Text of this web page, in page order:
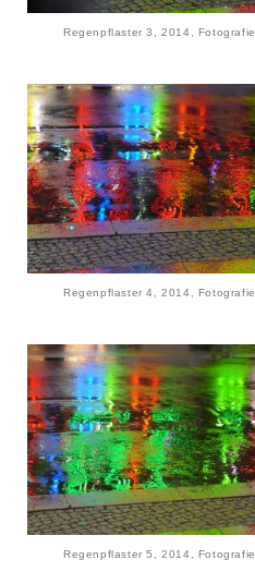
Regenpflaster 3, 2014, Fotografie
Regenpflaster 4, 2014, Fotografie
Regenpflaster 5, 2014, Fotografie